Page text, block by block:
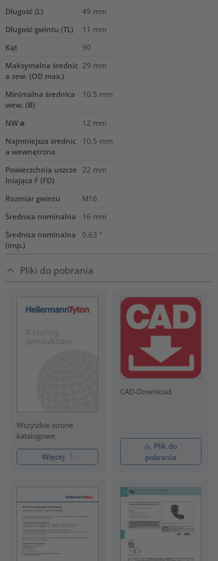
Długość (L) 49 mm
Długość gwintu (TL)
11 mm
Kąt
90
Maksymalna średnic
a zew. (OD max.)
29 mm
Minimalna średnica
wew. (B)
10.5 mm
NW ⌀ 12 mm
Najmniejsza średnic
a wewnętrzna
10.5 mm
Powierzchnia uszcze
lniająca F (FD)
22 mm
Rozmiar gwintu
M16
Średnica nominalna
16 mm
Średnica nominalna
(imp.)
0.63 "
Pliki do pobrania
Wszystkie strone
katalogowe
Więcej
CAD-Download
Plik do
pobrania